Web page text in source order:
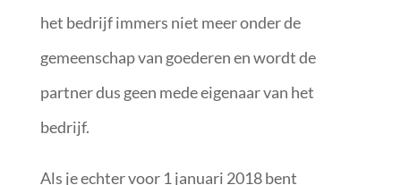
het bedrijf immers niet meer onder de
gemeenschap van goederen en wordt de
partner dus geen mede eigenaar van het
bedrijf.
Als je echter voor 1 januari 2018 bent